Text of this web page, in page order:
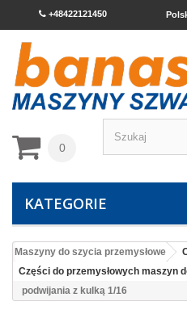
+48422121450
0
KATEGORIE
Maszyny do szycia przemysłowe
Części do przemysłowych maszyn
podwijania z kulką 1/16